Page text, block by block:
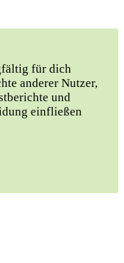
für dich
anderer Nutzer,
und
einfließen